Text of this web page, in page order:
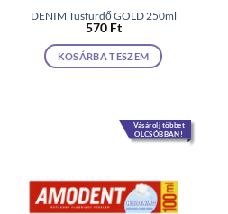
DENIM Tusfürdő GOLD 250ml
570 Ft
KOSÁRBA TESZEM
Vásárolj többet
OLCSÓBBAN!